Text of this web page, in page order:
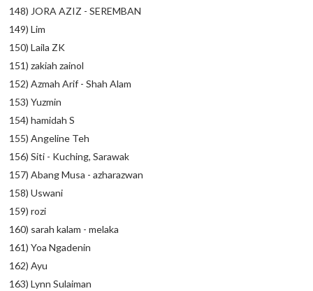
148) JORA AZIZ - SEREMBAN
149) Lim
150) Laila ZK
151) zakiah zainol
152) Azmah Arif - Shah Alam
153) Yuzmin
154) hamidah S
155) Angeline Teh
156) Siti - Kuching, Sarawak
157) Abang Musa - azharazwan
158) Uswani
159) rozi
160) sarah kalam - melaka
161) Yoa Ngadenin
162) Ayu
163) Lynn Sulaiman